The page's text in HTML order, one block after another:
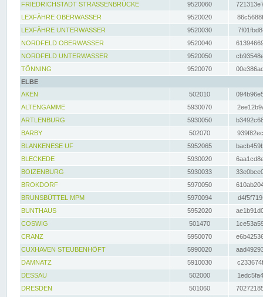
FRIEDRICHSTADT STRASSENBRÜCKE
9520060
LEXFÄHRE OBERWASSER
9520020
LEXFÄHRE UNTERWASSER
9520030
NORDFELD OBERWASSER
9520040
NORDFELD UNTERWASSER
9520050
TÖNNING
9520070
ELBE
AKEN
502010
ALTENGAMME
5930070
ARTLENBURG
5930050
BARBY
502070
BLANKENESE UF
5952065
BLECKEDE
5930020
BOIZENBURG
5930033
BROKDORF
5970050
BRUNSBÜTTEL MPM
5970094
BUNTHAUS
5952020
COSWIG
501470
CRANZ
5950070
CUXHAVEN STEUBENHÖFT
5990020
DAMNATZ
5910030
DESSAU
502000
DRESDEN
501060